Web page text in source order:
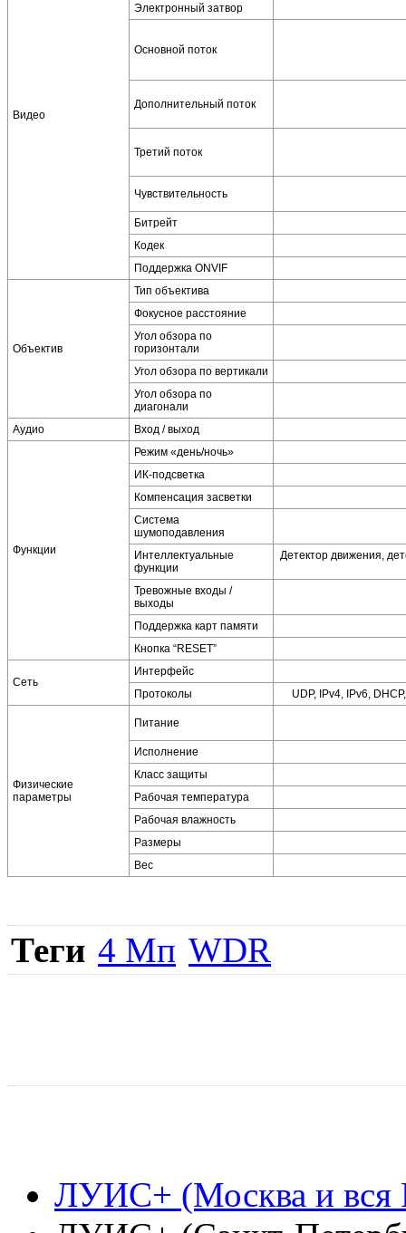
Видео
Электронный затвор
Основной поток
Дополнительный поток
Третий поток
Чувствительность
Битрейт
Кодек
Поддержка ONVIF
Объектив
Тип объектива
Фокусное расстояние
Угол обзора по
горизонтали
Угол обзора по вертикали
Угол обзора по
диагонали
Аудио
Вход / выход
Функции
Режим «день/ночь»
ИК-подсветка
Компенсация засветки
Система
шумоподавления
Интеллектуальные
функции
Детектор движения,
Тревожные входы /
выходы
Поддержка карт памяти
Кнопка “RESET”
Сеть
Интерфейс
Протоколы
UDP, IPv4, IPv6,
Физические
параметры
Питание
Исполнение
Класс защиты
Рабочая температура
Рабочая влажность
Размеры
Вес
Теги 4 Мп WDR
ЛУИС+ (Москва и вся